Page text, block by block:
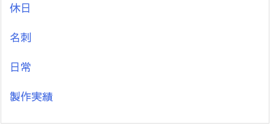
休日
名刺
日常
製作実績